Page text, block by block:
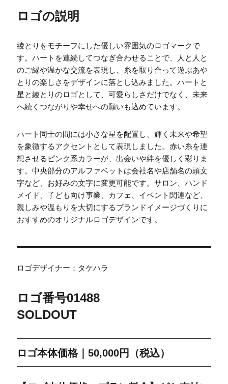
ロゴの説明
綾とりをモチーフにした優しい雰囲気のロゴマークで
す。ハートを連続してつなぎ合わせることで、人と人と
のご縁や温かな交流を表現し、糸を取り合って遊ぶあや
とりの楽しさをデザインに落とし込みました。ハートと
星と綾とりのロゴとして、可愛らしさだけでなく、未来
へ続くつながりや幸せへの願いも込めています。
ハート同士の間には小さな星を配置し、輝く未来や希望
を象徴するアクセントとして表現しました。赤い糸を連
想させるピンク系カラーが、出会いや絆を優しく彩りま
す。中央部分のアルファベットは会社名や店舗名の頭文
字など、お好みの文字に変更可能です。サロン、ハンド
メイド、子ども向け事業、カフェ、イベント関連など、
親しみや温もりを大切にするブランドイメージづくりに
おすすめのオリジナルロゴデザインです。
ロゴデザイナー：タケハラ
ロゴ番号01488
SOLDOUT
ロゴ本体価格｜50,000円（税込）